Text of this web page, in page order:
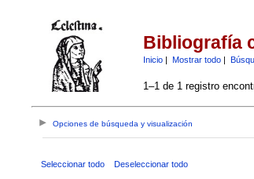
Bibliografía
Inicio| Mostrar todo|
1–1 de 1 registro
Opciones de búsqueda y visualización
Seleccionar todo Deseleccionar todo